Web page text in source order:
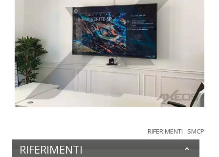
RIFERIMENTI : SMCP
RIFERIMENTI